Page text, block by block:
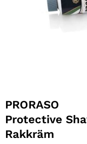
PRORASO
Protective
Rakkräm